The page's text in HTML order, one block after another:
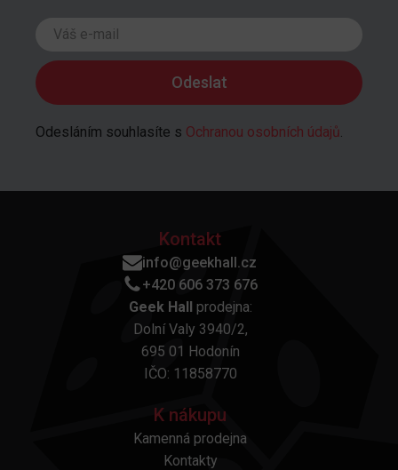
Odesláním souhlasíte s Ochranou osobních údajů
Kontakt
info@geekhall.cz
+420 606 373 676
Geek Hall prodejna:
Dolní Valy 3940/2,
695 01 Hodonín
IČO: 11858770
K nákupu
Kamenná prodejna
Kontakty